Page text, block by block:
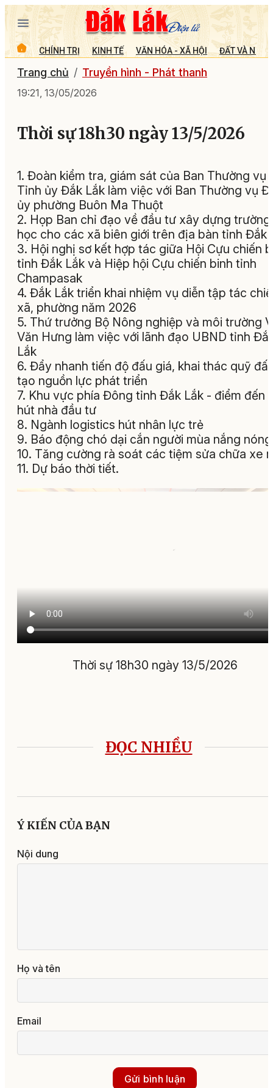
CHÍNH TRỊ KINH TẾ VĂN HÓA - XÃ HỘI ĐẤT VÀ
Trang chủ Truyền hình - Phát thanh
19:21, 13/05/2026
Thời sự 18h30 ngày 13/5/2026
1. Đoàn kiểm tra, giám sát của Ban Thường vụ
Tỉnh ủy Đắk Lắk làm việc với Ban Thường vụ
ủy phường Buôn Ma Thuột
2. Họp Ban chỉ đạo về đầu tư xây dựng trường
học cho các xã biên giới trên địa bàn tỉnh Đắk
3. Hội nghị sơ kết hợp tác giữa Hội Cựu chiến
tỉnh Đắk Lắk và Hiệp hội Cựu chiến binh tỉnh
Champasak
4. Đắk Lắk triển khai nhiệm vụ diễn tập tác
xã, phường năm 2026
5. Thứ trưởng Bộ Nông nghiệp và môi trường
Văn Hưng làm việc với lãnh đạo UBND tỉnh
Lắk
6. Đẩy nhanh tiến độ đấu giá, khai thác quỹ đất
tạo nguồn lực phát triển
7. Khu vực phía Đông tỉnh Đắk Lắk - điểm đến
hút nhà đầu tư
8. Ngành logistics hút nhân lực trẻ
9. Báo động chó dại cắn người mùa nắng nóng
10. Tăng cường rà soát các tiệm sửa chữa xe
11. Dự báo thời tiết.
Thời sự 18h30 ngày 13/5/2026
ĐỌC NHIỀU
Ý KIẾN CỦA BẠN
Nội dung
Họ và tên
Email
Gửi bình luận